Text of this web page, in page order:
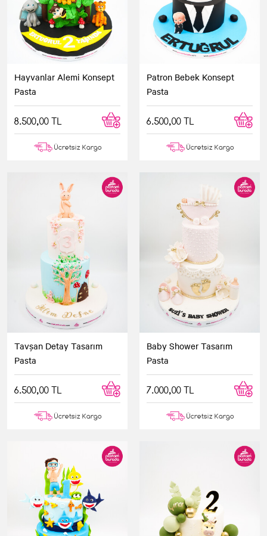
Hayvanlar Alemi Konsept
Pasta
8.500,00 TL
Ücretsiz Kargo
Patron Bebek Konsept
Pasta
6.500,00 TL
Ücretsiz Kargo
Tavşan Detay Tasarım
Pasta
6.500,00 TL
Ücretsiz Kargo
Baby Shower Tasarım
Pasta
7.000,00 TL
Ücretsiz Kargo